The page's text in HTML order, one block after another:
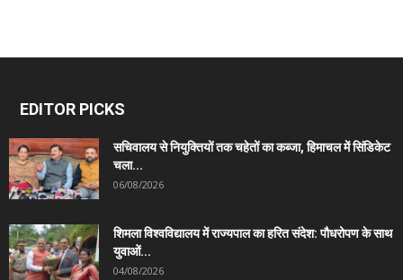
EDITOR PICKS
सचिवालय से नियुक्तियों तक चहेतों का कब्जा, हिमाचल में सिंडिकेट
चला...
06/08/2026
शिमला विश्वविद्यालय में राज्यपाल का हरित संदेश: पौधरोपण के साथ
युवाओं...
04/08/2026